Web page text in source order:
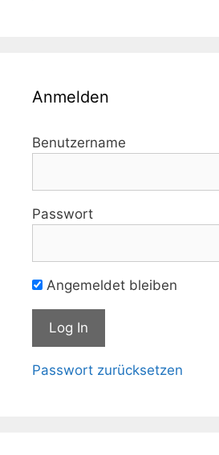
Anmelden
Benutzername
Passwort
Angemeldet bleiben
Passwort zurücksetzen